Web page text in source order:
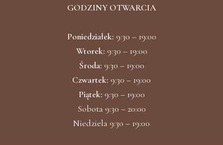
m
GODZINY OTWARCIA
Poniedziałek: 9:30 – 19:00
Wtorek: 9:30 – 19:00
Środa: 9:30 – 19:00
Czwartek: 9:30 – 19:00
Piątek: 9:30 – 19:00
Sobota 9:30 – 20:00
Niedziela 9:30 – 19:00